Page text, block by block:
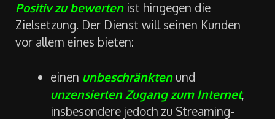
Positiv zu bewertenist hingegen die
Zielsetzung. Der Dienst will seinen Kunden
vor allem eines bieten:
einen unbeschränktenund
unzensierten Zugang zum Internet,
insbesondere jedoch zu Streaming-